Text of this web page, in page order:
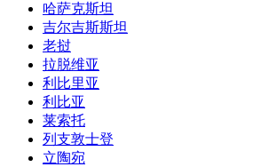
哈萨克斯坦
吉尔吉斯斯坦
老挝
拉脱维亚
利比里亚
利比亚
莱索托
列支敦士登
立陶宛